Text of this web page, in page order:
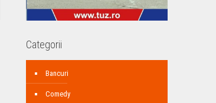
Categorii
Bancuri
Comedy